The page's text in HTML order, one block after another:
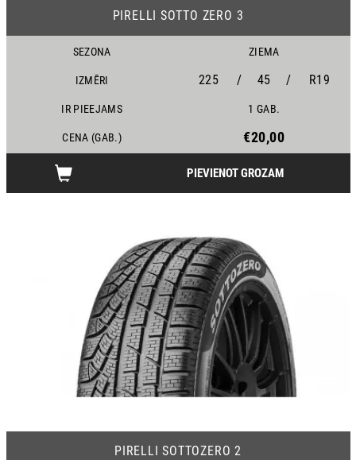
PIRELLI SOTTO ZERO 3
SEZONA ZIEMA
IZMĒRI 225 / 45 / R19
IR PIEEJAMS 1 GAB.
CENA (GAB.) €20,00
PIEVIENOT GROZAM
PIRELLI SOTTOZERO 2